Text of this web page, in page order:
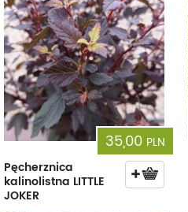
35,00 PLN
Pęcherznica
kalinolistna LITTLE
JOKER